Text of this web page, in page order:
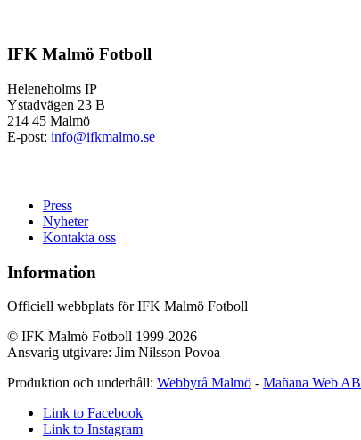
IFK Malmö Fotboll
Heleneholms IP
Ystadvägen 23 B
214 45 Malmö
E-post: info@ifkmalmo.se
Press
Nyheter
Kontakta oss
Information
Officiell webbplats för IFK Malmö Fotboll
© IFK Malmö Fotboll 1999-2026
Ansvarig utgivare: Jim Nilsson Povoa
Produktion och underhåll: Webbyrå Malmö - Mañana Web AB
Link to Facebook
Link to Instagram